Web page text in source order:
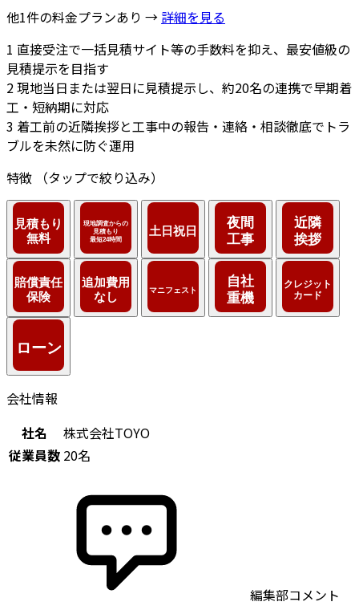
他1件の料金プランあり → 詳細を見る
1 直接受注で一括見積サイト等の手数料を抑え、最安値級の
見積提示を目指す
2現地当日または翌日に見積提示し、約20名の連携で早期着
工・短納期に対応
3 着工前の近隣挨拶と工事中の報告・連絡・相談徹底でトラ
ブルを未然に防ぐ運用
特徴
（タップで絞り込み）
会社情報
社名
株式会社TOYO
従業員数 20名
編集部コメント